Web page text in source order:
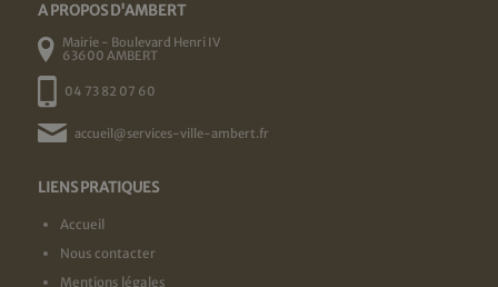
A PROPOS D'AMBERT
Mairie - Boulevard Henri IV
63600 AMBERT
04 73 82 07 60
accueil@services-ville-ambert.fr
LIENS PRATIQUES
Accueil
Nous contacter
Mentions légales